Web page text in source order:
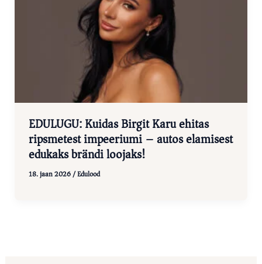
EDULUGU: Kuidas Birgit Karu ehitas
ripsmetest impeeriumi – autos elamisest
edukaks brändi loojaks!
18. jaan 2026/Edulood